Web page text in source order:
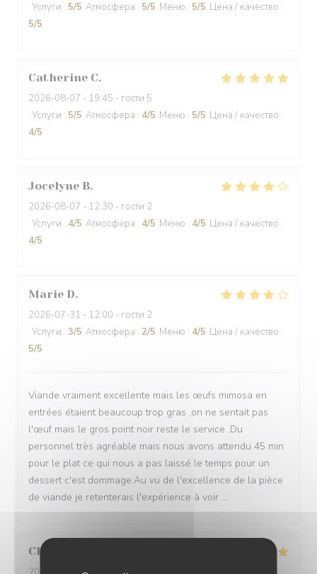
Услуги : 5/5 Атмосфера : 5/5 Меню : 5/5 Цена / качество :
5/5
Catherine C
2026-08-07 - 19:45 - гости 5
Услуги : 5/5 Атмосфера : 4/5 Меню : 5/5 Цена / качество :
4/5
Jocelyne B
2026-08-07 - 12:30 - гости 2
Услуги : 4/5 Атмосфера : 4/5 Меню : 4/5 Цена / качество :
4/5
Marie D
2026-07-31 - 12:00 - гости 2
Услуги : 3/5 Атмосфера : 2/5 Меню : 4/5 Цена / качество :
5/5
Viande vraiment excellente mais les œufs mimosa en
entrées étaient beaucoup trop gras ,on ne sentait pas
l'œuf mais le gros point noir reste le service .Du
personnel très agréable mais nous avons attendu 45 min
pour le plat ce qui nous a pas laissé le temps pour un
dessert c'est dommage.Au vu de l'excellence de la pièce
de viande je retenterais l'expérience à voir ....
Charlet